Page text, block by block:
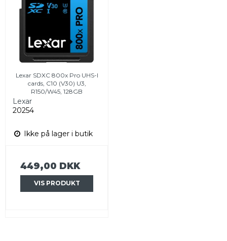
Lexar SDXC 800x Pro UHS-I
cards, C10 (V30) U3,
R150/W45, 128GB
Lexar
20254
Ikke på lager i butik
449,00 DKK
VIS PRODUKT